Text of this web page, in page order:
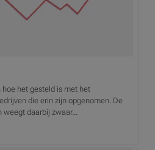
hoe het gesteld is met het
die erin zijn opgenomen. De
weegt daarbij zwaar...